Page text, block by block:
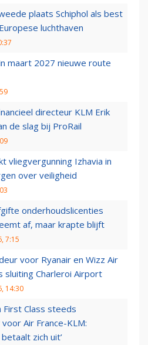
plaats Schiphol als best
luchthaven
maart 2027 nieuwe route
directeur KLM Erik
de slag bij ProRail
vliegvergunning Izhavia in
over veiligheid
onderhoudslicenties
af, maar krapte blijft
7:15
voor Ryanair en Wizz Air
sluiting Charleroi Airport
14:30
First Class steeds
Air France-KLM:
zich uit’